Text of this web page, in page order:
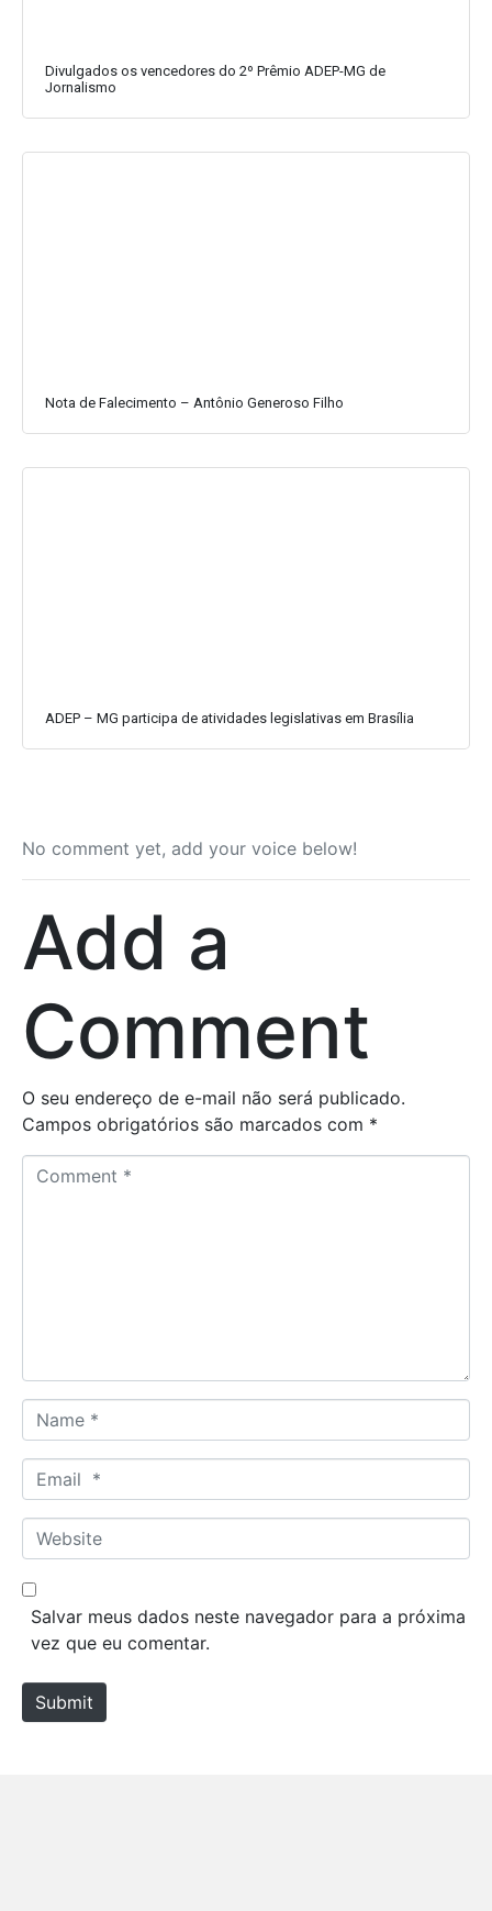
Divulgados os vencedores do 2º Prêmio ADEP-MG de
Jornalismo
Nota de Falecimento – Antônio Generoso Filho
ADEP – MG participa de atividades legislativas em Brasília
No comment yet, add your voice below!
Add a
Comment
O seu endereço de e-mail não será publicado.
Campos obrigatórios são marcados com *
a
m
*
m
a
*
W
e
b
e
Salvar meus dados neste navegador para a próxima
vez que eu comentar.
Submit